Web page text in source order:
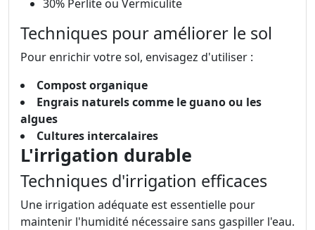
30% Perlite ou Vermiculite
Techniques pour améliorer le sol
Pour enrichir votre sol, envisagez d'utiliser :
Compost organique
Engrais naturels comme le guano ou les
algues
Cultures intercalaires
L'irrigation durable
Techniques d'irrigation efficaces
Une irrigation adéquate est essentielle pour
maintenir l'humidité nécessaire sans gaspiller l'eau.